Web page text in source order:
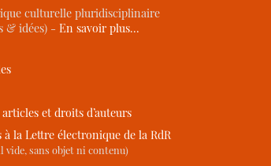
culturelle pluridisciplinaire
& idées) -En savoir plus…
et droits d’auteurs
la Lettre électronique de la RdR
vide, sans objet ni contenu)